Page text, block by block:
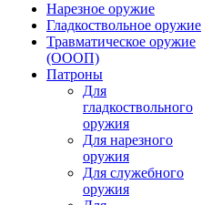
Нарезное оружие
Гладкоствольное оружие
Травматическое оружие
(ОООП)
Патроны
Для
гладкоствольного
оружия
Для нарезного
оружия
Для служебного
оружия